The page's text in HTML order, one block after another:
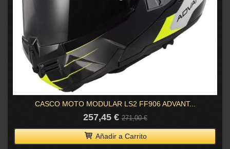
CASCO MOTO MODULAR LS2 FF906 ADVANT...
257,45 €271,00 €
Añadir a Carrito